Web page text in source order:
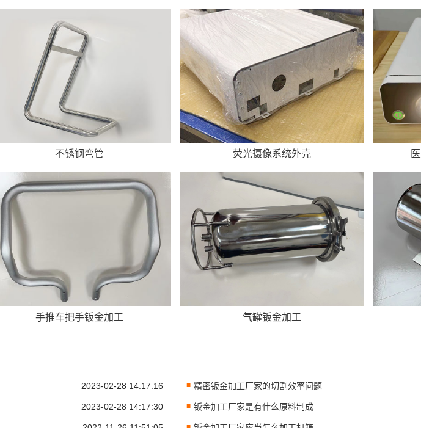
不锈钢弯管 荧光摄像系统外壳
手推车把手钣金加工 气罐钣金加工
2023-02-28 14:17:16 精密钣金加工厂家的切割效率问题
2023-02-28 14:17:30 钣金加工厂家是有什么原料制成